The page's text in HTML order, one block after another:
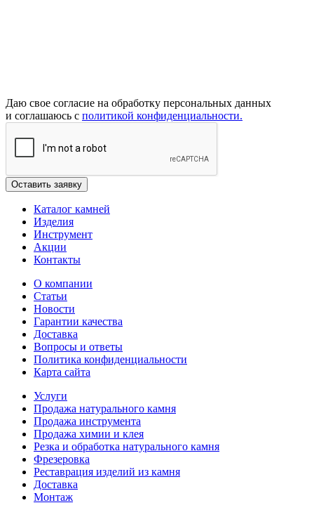
Даю свое согласие на обработку персональных данных
и соглашаюсь с политикой конфиденциальности.
Каталог камней
Изделия
Инструмент
Акции
Контакты
О компании
Статьи
Новости
Гарантии качества
Доставка
Вопросы и ответы
Политика конфиденциальности
Карта сайта
Услуги
Продажа натурального камня
Продажа инструмента
Продажа химии и клея
Резка и обработка натурального камня
Фрезеровка
Реставрация изделий из камня
Доставка
Монтаж